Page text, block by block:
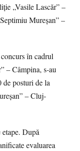
„Vasile Lascăr” –
Mureșan” –
în cadrul
– Câmpina, s-au
de posturi de la
– Cluj-
După
evaluarea